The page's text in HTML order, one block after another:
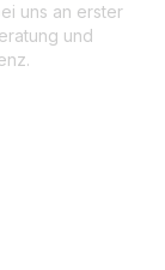
uns an erster
und